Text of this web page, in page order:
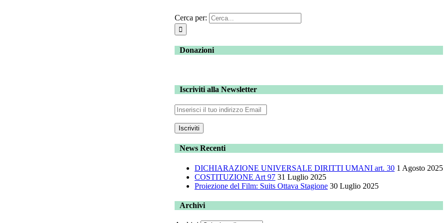
Cerca per:
Donazioni
Iscriviti alla Newsletter
News Recenti
DICHIARAZIONE UNIVERSALE DIRITTI UMANI art. 30 1 Agosto 2025
COSTITUZIONE Art 97 31 Luglio 2025
Proiezione del Film: Suits Ottava Stagione 30 Luglio 2025
Archivi